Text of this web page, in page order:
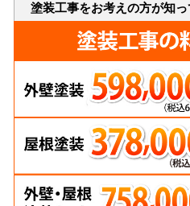
塗装工事をお考えの方が知